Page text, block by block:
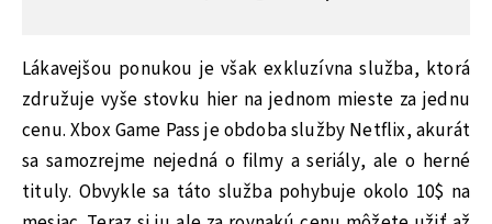
Lákavejšou ponukou je však exkluzívna služba, ktorá
združuje vyše stovku hier na jednom mieste za jednu
cenu. Xbox Game Pass je obdoba služby Netflix, akurát
sa samozrejme nejedná o filmy a seriály, ale o herné
tituly. Obvykle sa táto služba pohybuje okolo 10$ na